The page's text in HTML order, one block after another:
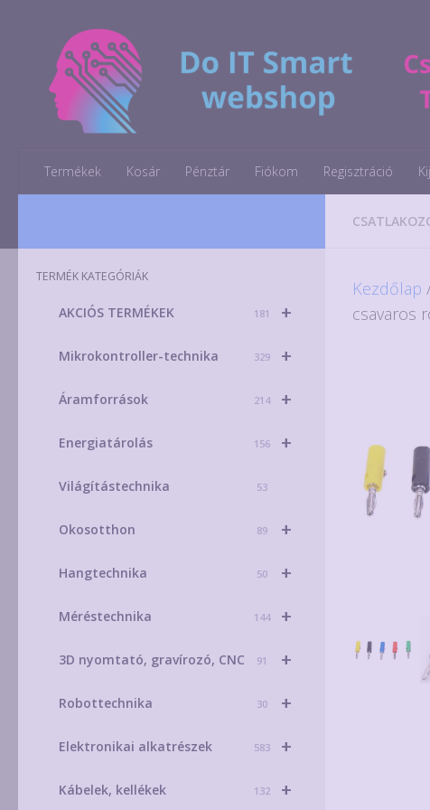
Skip to content
Termékek Kosár Pénztár Fiókom Regisztráció
Kezdőlap
csavaros
TERMÉK KATEGÓRIÁK
+
AKCIÓS TERMÉKEK 181
+
Mikrokontroller-technika 329
+
Áramforrások 214
+
Energiatárolás 156
Világítástechnika 53
+
Okosotthon 89
+
Hangtechnika 50
+
Méréstechnika 144
+
3D nyomtató, gravírozó, CNC 91
+
Robottechnika 30
+
Elektronikai alkatrészek 583
+
Kábelek, kellékek 132